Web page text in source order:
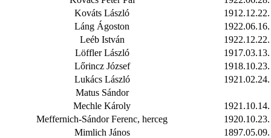
Kováts László
1912.12.22.
Láng Ágoston
1922.06.16.
Leéb István
1922.12.22.
Löffler László
1917.03.13.
Lőrincz József
1918.10.23.
Lukács László
1921.02.24.
Matus Sándor
Mechle Károly
1921.10.14.
Meffernich-Sándor Ferenc, herceg
1920.10.23.
Mimlich János
1897.05.09.